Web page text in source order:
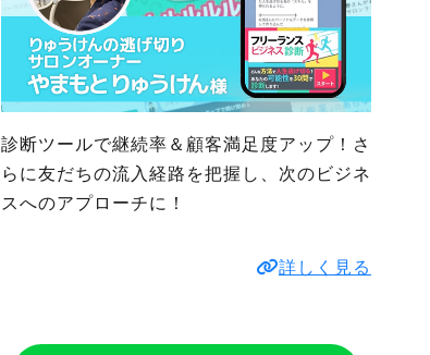
診断ツールで継続率＆顧客満足度アップ！さ
らに友だちの流入経路を把握し、次のビジネ
スへのアプローチに！
詳しく見る